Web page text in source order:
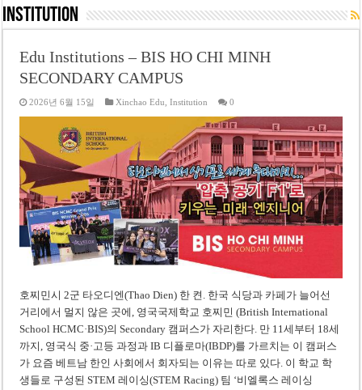
베트남 은행 분기 순이익 1조 동 시대…비엣콤뱅크 등 5곳 돌파
PNJ, 다이아몬드 밀수 여파에 2분기 적자… 10월 임시 주총 개최
팜 녓 브엉 빈그룹 회장 딸, 그룹 계열사 경영에 첫 등장
베트남 MB은행, 2026년 수익 목표 자신…부동산 대출 비율 13% 고수
베트남주식 HAT, 15년 연속 현금 배당…주당 3,000동 지급
‘1,000억 달러 남북고속철 투자’ 호언장담 메콜로르 회장 체포
베트남 세무당국, 납세자 정보 공개 기준·절차 명확화
Institution
Edu Institutions – BIS HO CHI MINH
SECONDARY CAMPUS
2026년 6월 15일 Xinchao Edu ,Institution 0
호찌민시 2군 타오디엔(Thao Dien) 한 켠. 한국 식당과 카페가 늘어선
거리에서 멀지 않은 곳에, 영국국제학교 호찌민 (British International
School HCMC·BIS)의 Secondary 캠퍼스가 자리한다. 만 11세부터 18세
까지, 영국식 중·고등 과정과 IB 디플로마(IBDP)를 가르치는 이 캠퍼스
가 요즘 베트남 한인 사회에서 회자되는 이유는 따로 있다. 이 학교 학
생들로 구성된 STEM 레이싱(STEM Racing) 팀 ‘비엘록스 레이싱